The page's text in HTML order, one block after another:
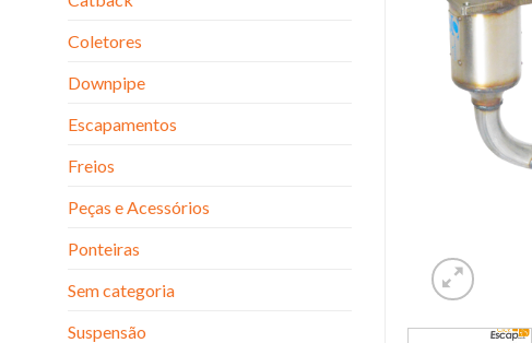
Coletores
Downpipe
Escapamentos
Freios
Peças e Acessórios
Ponteiras
Sem categoria
Suspensão